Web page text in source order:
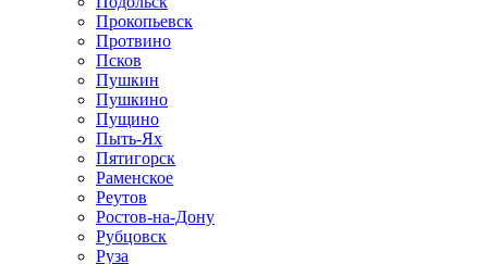
Прокопьевск
Протвино
Псков
Пушкин
Пушкино
Пущино
Пыть-Ях
Пятигорск
Раменское
Реутов
Ростов-на-Дону
Рубцовск
Руза